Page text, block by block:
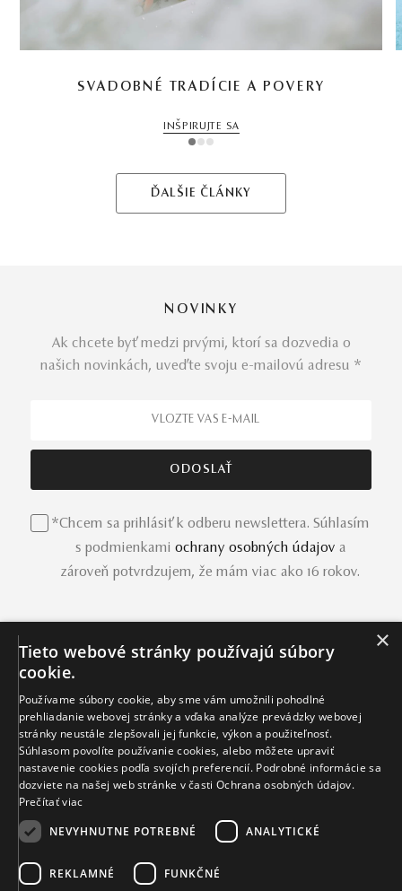
SVADOBNÉ TRADÍCIE A POVERY
INŠPIRUJTE SA
1 2 3
ĎALŠIE ČLÁNKY
NOVINKY
Ak chcete byť medzi prvými, ktorí sa dozvedia o
našich novinkách, uveďte svoju e-mailovú adresu *
*Chcem sa prihlásiť k odberu newslettera. Súhlasím
s podmienkami ochrany osobných údajov a
zároveň potvrdzujem, že mám viac ako 16 rokov.
INFORMÁCIE
O nás
Užitočné informácie
Mikuš Diamonds v médiách
Blog
SVET MIKUŠ DIAMONDS
×
Tieto webové stránky používajú súbory
cookie.
Používame súbory cookie, aby sme vám umožnili pohodlné
prehliadanie webovej stránky a vďaka analýze prevádzky webovej
stránky neustále zlepšovali jej funkcie, výkon a použiteľnosť.
Súhlasom povolíte používanie cookies, alebo môžete upraviť
nastavenie cookies podľa svojích preferencií. Podrobné informácie sa
dozviete na našej web stránke v časti Ochrana osobných údajov.
Prečítať viac
NEVYHNUTNE POTREBNÉ
ANALYTICKÉ
REKLAMNÉ FUNKČNÉ